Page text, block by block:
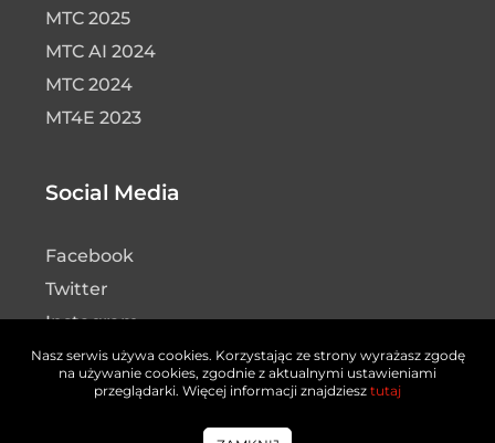
MTC 2025
MTC AI 2024
MTC 2024
MT4E 2023
Social Media
Facebook
Twitter
Instagram
LinkedIn
YouTube
Nasz serwis używa cookies. Korzystając ze strony wyrażasz zgodę
na używanie cookies, zgodnie z aktualnymi ustawieniami
przeglądarki. Więcej informacji znajdziesz tutaj